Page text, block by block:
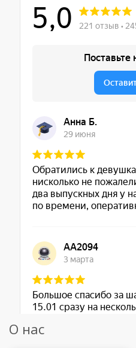
О нас